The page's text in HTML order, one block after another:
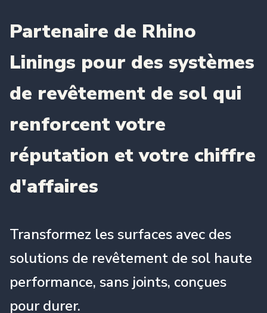
Partenaire de Rhino
Linings pour des systèmes
de revêtement de sol qui
renforcent votre
réputation et votre chiffre
d'affaires
Transformez les surfaces avec des
solutions de revêtement de sol haute
performance, sans joints, conçues
pour durer.